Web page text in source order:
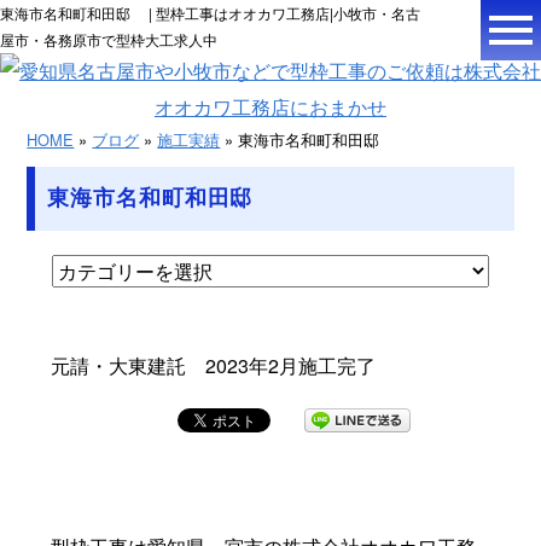
東海市名和町和田邸 | 型枠工事はオオカワ工務店|小牧市・名古
屋市・各務原市で型枠大工求人中
HOME » ブログ »施工実績 » 東海市名和町和田邸
東海市名和町和田邸
元請・大東建託 2023年2月施工完了